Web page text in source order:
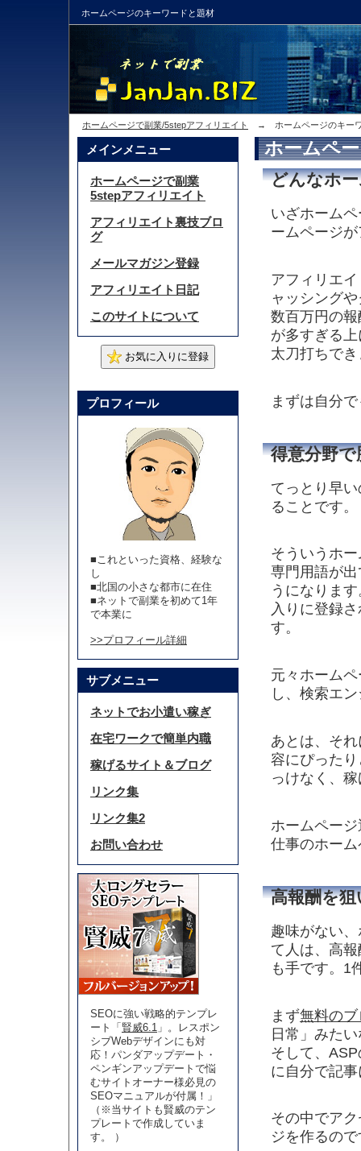
ホームページのキーワードと題材
ホームページで副業/5stepアフィリエイト → ホームページのキー
ホームペ
どんなホ
いざホーム
ームページ
アフィリエ
ャッシング
数百万円の
が多すぎる
太刀打ちで
まずは自分
得意分野
てっとり早
ることです。
そういうホ
専門用語が
うになりま
入りに登録
す。
元々ホーム
し、検索エ
あとは、そ
容にぴった
っけなく、
ホームペー
仕事のホー
高報酬を
趣味がない
て人は、高
も手です。1
まず無料の
日常」みた
そして、
に自分で記
その中でア
ジを作るの
メインメニュー
ホームページで副業
5stepアフィリエイト
アフィリエイト裏技ブロ
グ
メールマガジン登録
アフィリエイト日記
このサイトについて
お気に入りに登録
プロフィール
■これといった資格、経験な
し
■北国の小さな都市に在住
■ネットで副業を初めて1年
で本業に
>>プロフィール詳細
サブメニュー
ネットでお小遣い稼ぎ
在宅ワークで簡単内職
稼げるサイト＆ブログ
リンク集
リンク集2
お問い合わせ
SEOに強い戦略的テンプレ
ート「 賢威6.1 」。レスポン
シブWebデザインにも対
応！パンダアップデート・
ペンギンアップデートで悩
むサイトオーナー様必見の
SEOマニュアルが付属！」
（※当サイトも賢威のテン
プレートで作成していま
す。 ）